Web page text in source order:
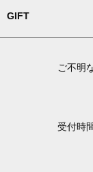
GIFT
ご不明
受付時